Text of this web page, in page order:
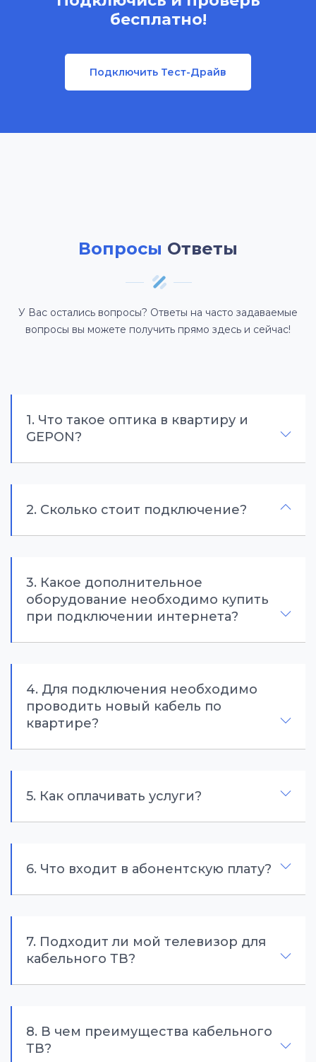
бесплатно!
Подключить Тест-Драйв
Вопросы Ответы
У Вас остались вопросы? Ответы на часто задаваемые
вопросы вы можете получить прямо здесь и сейчас!
1. Что такое оптика в квартиру и
GEPON?
2. Сколько стоит подключение?
3. Какое дополнительное
оборудование необходимо купить
при подключении интернета?
4. Для подключения необходимо
проводить новый кабель по
квартире?
5. Как оплачивать услуги?
6. Что входит в абонентскую плату?
7. Подходит ли мой телевизор для
кабельного ТВ?
8. В чем преимущества кабельного
ТВ?